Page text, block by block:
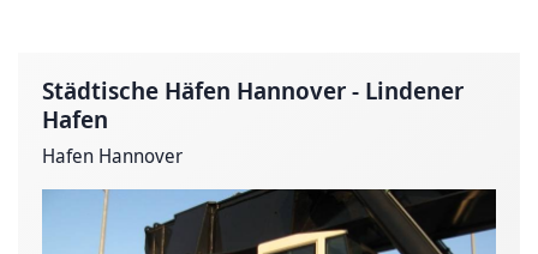
Städtische Häfen Hannover - Lindener
Hafen
Hafen Hannover